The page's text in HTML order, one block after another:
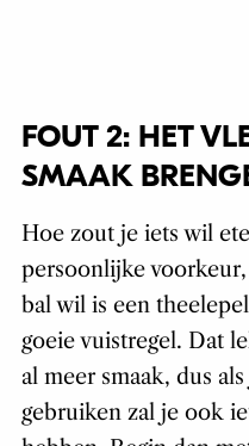
FOUT 2: HET
SMAAK
Hoe zout je iets wil
persoonlijke
bal wil is een
goeie vuistregel. Dat
al meer smaak, dus
gebruiken zal je ook